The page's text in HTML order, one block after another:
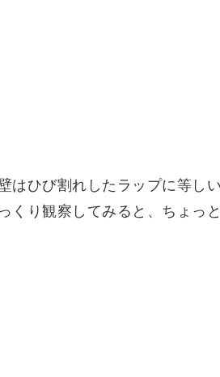
はひび割れしたラップに等し
くり観察してみると、ちょっ